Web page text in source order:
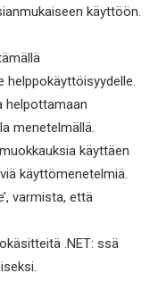
käyttöön.
helppokäyttöisyydelle.
helpottamaan
menetelmällä.
käyttäen
käyttömenetelmiä.
varmista, että
.NET: ssä